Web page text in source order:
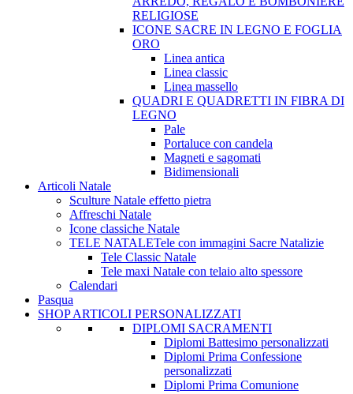
RELIGIOSE
ICONE SACRE IN LEGNO E FOGLIA
ORO
Linea antica
Linea classic
Linea massello
QUADRI E QUADRETTI IN FIBRA DI
LEGNO
Pale
Portaluce con candela
Magneti e sagomati
Bidimensionali
Articoli Natale
Sculture Natale effetto pietra
Affreschi Natale
Icone classiche Natale
TELE NATALETele con immagini Sacre Natalizie
Tele Classic Natale
Tele maxi Natale con telaio alto spessore
Calendari
Pasqua
SHOP ARTICOLI PERSONALIZZATI
DIPLOMI SACRAMENTI
Diplomi Battesimo personalizzati
Diplomi Prima Confessione
personalizzati
Diplomi Prima Comunione